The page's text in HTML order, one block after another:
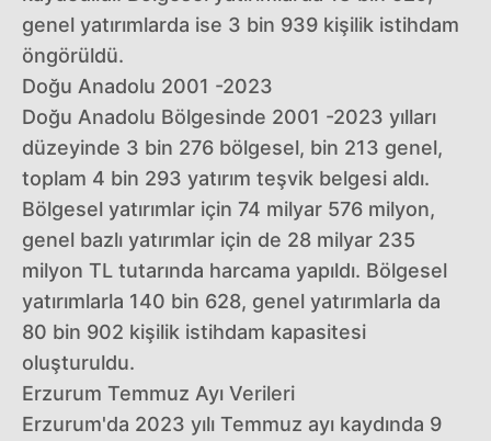
genel yatırımlarda ise 3 bin 939 kişilik istihdam
öngörüldü.
Doğu Anadolu 2001 -2023
Doğu Anadolu Bölgesinde 2001 -2023 yılları
düzeyinde 3 bin 276 bölgesel, bin 213 genel,
toplam 4 bin 293 yatırım teşvik belgesi aldı.
Bölgesel yatırımlar için 74 milyar 576 milyon,
genel bazlı yatırımlar için de 28 milyar 235
milyon TL tutarında harcama yapıldı. Bölgesel
yatırımlarla 140 bin 628, genel yatırımlarla da
80 bin 902 kişilik istihdam kapasitesi
oluşturuldu.
Erzurum Temmuz Ayı Verileri
Erzurum'da 2023 yılı Temmuz ayı kaydında 9